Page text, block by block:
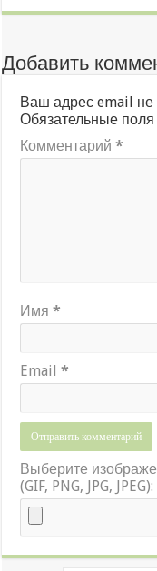
Добавить
Ваш адрес email не
Обязательные
Комментарий*
Имя*
Email*
Выберите
(GIF, PNG, JPG, JPEG):